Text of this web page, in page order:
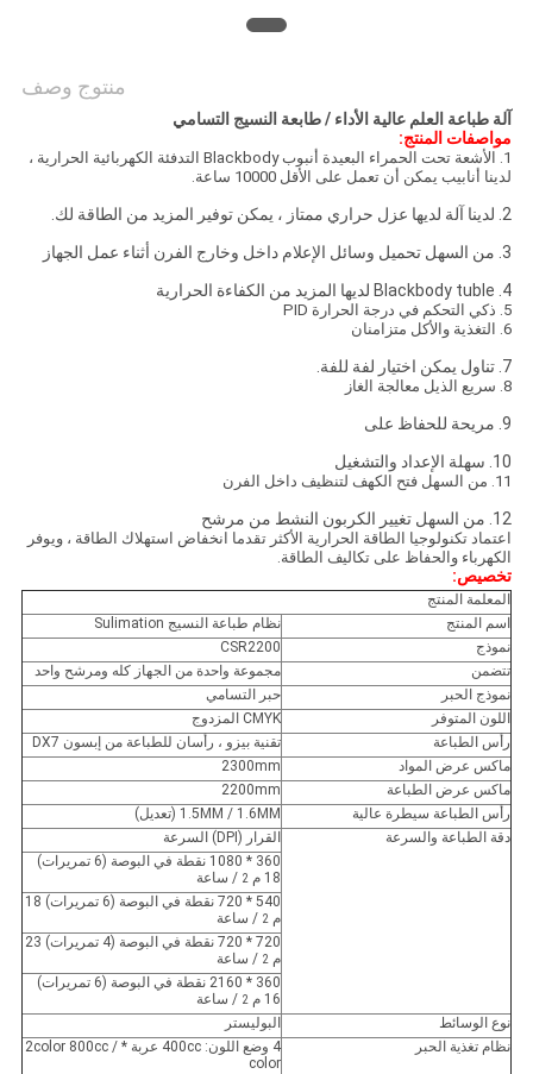
منتوج وصف
آلة طباعة العلم عالية الأداء / طابعة النسيج التسامي
مواصفات المنتج:
1. الأشعة تحت الحمراء البعيدة أنبوب Blackbody التدفئة الكهربائية الحرارية ،
لدينا أنابيب يمكن أن تعمل على الأقل 10000 ساعة.
2. لدينا آلة لديها عزل حراري ممتاز ، يمكن توفير المزيد من الطاقة لك.
3. من السهل تحميل وسائل الإعلام داخل وخارج الفرن أثناء عمل الجهاز
4. Blackbody tuble لديها المزيد من الكفاءة الحرارية
5. ذكي التحكم في درجة الحرارة PID
6. التغذية والأكل متزامنان
7. تناول يمكن اختيار لفة للفة.
8. سريع الذيل معالجة الغاز
9. مريحة للحفاظ على
10. سهلة الإعداد والتشغيل
11. من السهل فتح الكهف لتنظيف داخل الفرن
12. من السهل تغيير الكربون النشط من مرشح
اعتماد تكنولوجيا الطاقة الحرارية الأكثر تقدما انخفاض استهلاك الطاقة ، ويوفر
الكهرباء والحفاظ على تكاليف الطاقة.
تخصيص:
المعلمة المنتج
اسم المنتج
نظام طباعة النسيج Sulimation
نموذج
CSR2200
تتضمن
مجموعة واحدة من الجهاز كله ومرشح واحد
نموذج الحبر
حبر التسامي
اللون المتوفر
CMYK المزدوج
رأس الطباعة
تقنية بيزو ، رأسان للطباعة من إبسون DX7
ماكس عرض المواد
2300mm
ماكس عرض الطباعة
2200mm
رأس الطباعة سيطرة عالية
1.5MM / 1.6MM (تعديل)
دقة الطباعة والسرعة
القرار (DPI) السرعة
360 * 1080 نقطة في البوصة (6 تمريرات)
18 م
2 / ساعة
540 * 720 نقطة في البوصة (6 تمريرات) 18
م 2 / ساعة
720 * 720 نقطة في البوصة (4 تمريرات) 23
م 2 / ساعة
360 * 2160 نقطة في البوصة (6 تمريرات)
16 م
2 / ساعة
نوع الوسائط
البوليستر
نظام تغذية الحبر
4 وضع اللون: 400cc عربة * 2color 800cc /
color